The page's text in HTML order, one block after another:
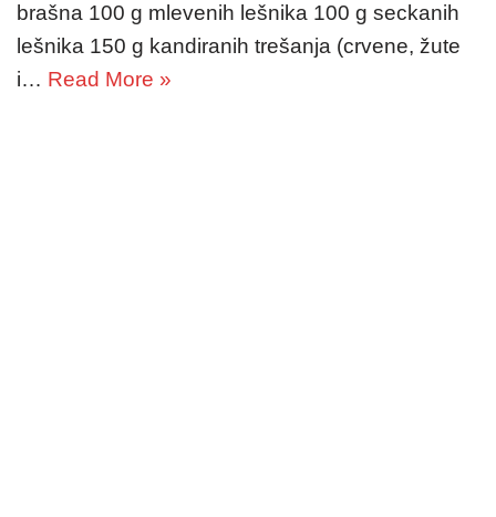
brašna 100 g mlevenih lešnika 100 g seckanih
lešnika 150 g kandiranih trešanja (crvene, žute
i… Read More »